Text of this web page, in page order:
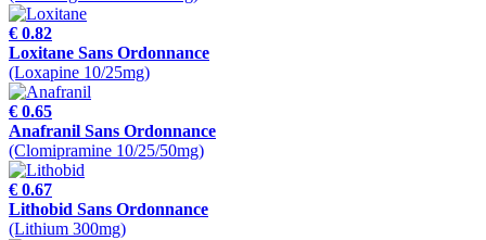
€ 0.82
Loxitane Sans Ordonnance
(Loxapine 10/25mg)
€ 0.65
Anafranil Sans Ordonnance
(Clomipramine 10/25/50mg)
€ 0.67
Lithobid Sans Ordonnance
(Lithium 300mg)